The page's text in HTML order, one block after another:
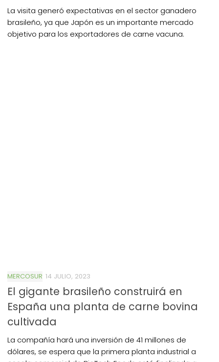
La visita generó expectativas en el sector ganadero
brasileño, ya que Japón es un importante mercado
objetivo para los exportadores de carne vacuna.
MERCOSUR 14 JULIO, 2023
El gigante brasileño construirá en
España una planta de carne bovina
cultivada
La compañía hará una inversión de 41 millones de
dólares, se espera que la primera planta industrial a